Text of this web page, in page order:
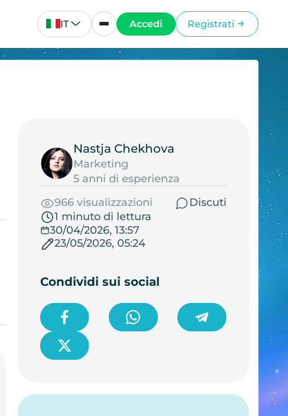
IT Accedi Registrati
Nastja Chekhova
Marketing
5 anni di esperienza
966 visualizzazioni
Discuti
1 minuto di lettura
30/04/2026, 13:57
23/05/2026, 05:24
Condividi sui social